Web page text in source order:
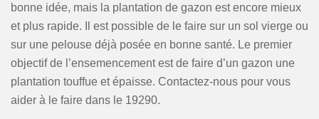
bonne idée, mais la plantation de gazon est encore mieux
et plus rapide. Il est possible de le faire sur un sol vierge ou
sur une pelouse déjà posée en bonne santé. Le premier
objectif de l’ensemencement est de faire d’un gazon une
plantation touffue et épaisse. Contactez-nous pour vous
aider à le faire dans le 19290.